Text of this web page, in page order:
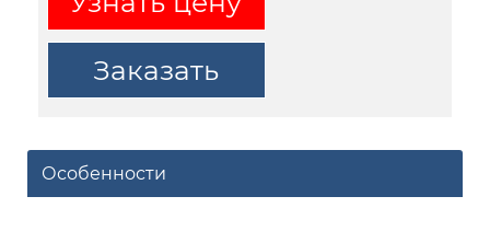
Заказать
Особенности